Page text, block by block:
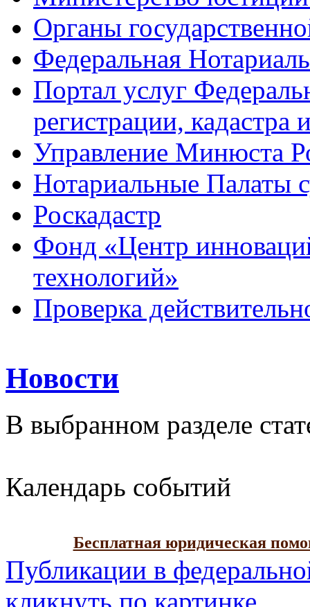
Органы
Федеральная
Портал услуг
регистрации, кадастра
Управление Минюста
Нотариальные Палаты
Роскадастр
Фонд «Центр
технологий»
Проверка
Новости
В выбранном разделе
Календарь событий
Бесплатная юридическая
Публикации в